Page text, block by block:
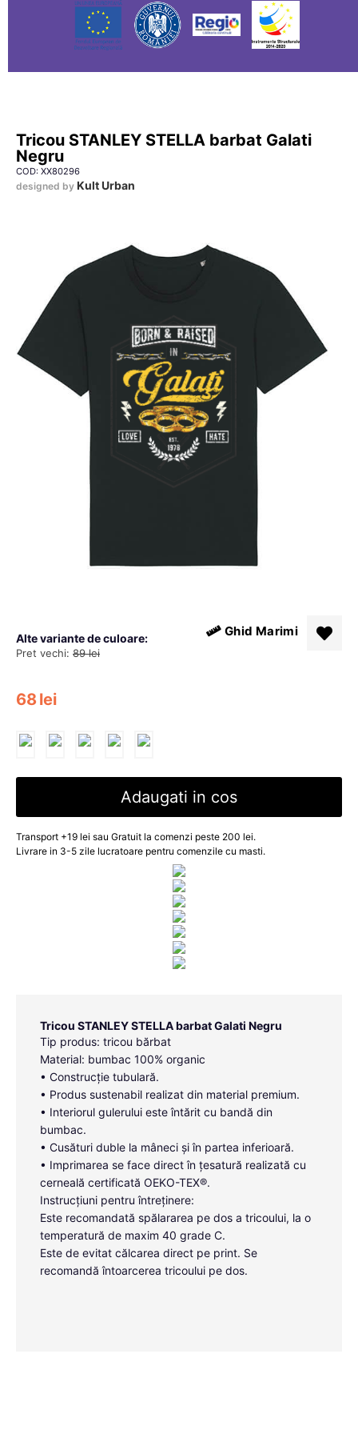
Tricou STANLEY STELLA barbat Galati
Negru
COD: XX80296
designed by Kult Urban
Pret vechi: 89 lei
68lei
Alte variante de culoare: Ghid Marimi
Adaugati in cos
Transport +19 lei sau Gratuit la comenzi peste 200 lei.
Livrare in 3-5 zile lucratoare pentru comenzile cu masti.
Tricou STANLEY STELLA barbat Galati Negru
Tip produs: tricou bărbat
Material: bumbac 100% organic
• Construcție tubulară.
• Produs sustenabil realizat din material premium.
• Interiorul gulerului este întărit cu bandă din
bumbac.
• Cusături duble la mâneci și în partea inferioară.
• Imprimarea se face direct în țesatură realizată cu
cerneală certificată OEKO-TEX®.
Instrucțiuni pentru întreținere:
Este recomandată spălararea pe dos a tricoului, la o
temperatură de maxim 40 grade C.
Este de evitat călcarea direct pe print. Se
recomandă întoarcerea tricoului pe dos.